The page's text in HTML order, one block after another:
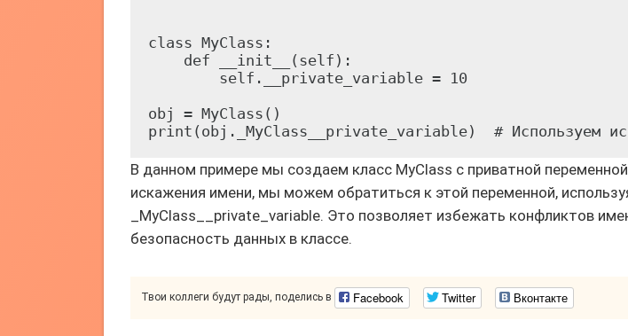
class MyClass:
    def __init__(self):
        self.__private_variable = 10
obj = MyClass()
В данном примере мы создаем класс MyClass с приватной
искажения имени, мы можем обратиться к этой переменной,
_MyClass__private_variable. Это позволяет избежать конфликтов
безопасность данных в классе.
Твои коллеги будут рады, поделись в Facebook Twitter Вконтакте